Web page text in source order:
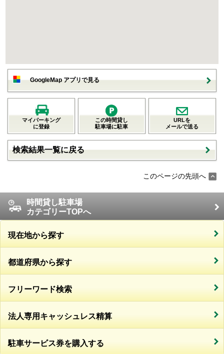
GoogleMap アプリで見る
マイパーキング
に登録
この時間貸し
駐車場に駐車
URLを
メールで送る
検索結果一覧に戻る
このページの先頭へ
時間貸し駐車場
カテゴリーTOPへ
現在地から探す
都道府県から探す
フリーワード検索
法人専用キャッシュレス精算
駐車サービス券を購入する